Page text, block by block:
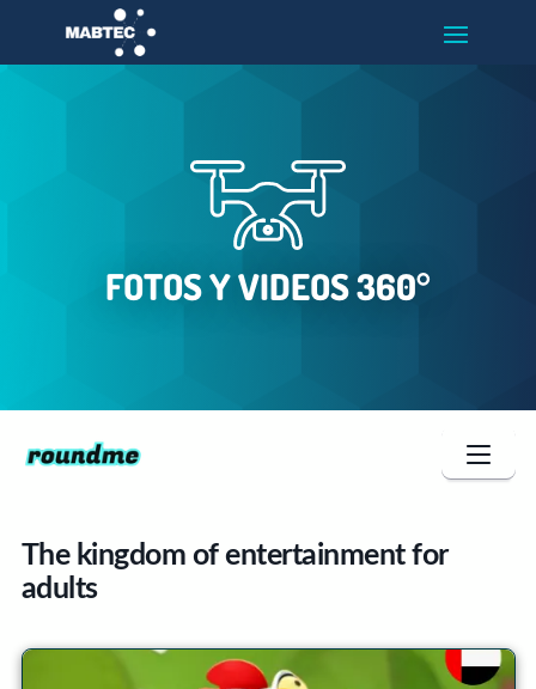
FOTOS Y VIDEOS 360°